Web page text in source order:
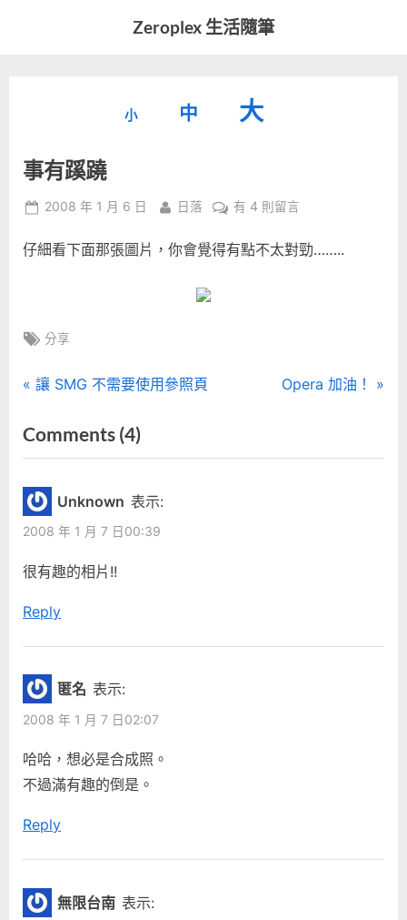
Zeroplex 生活隨筆
發
事
小
小。
中
重
型
大
大
字
型
事有蹊蹺
Posted
2008 年 1 月 6 日 By
日落
在
有
有 4 則留言
仔細看下面那張圖片，你會覺得有點不太對勁……..
Tags:
分享
文
章
導
覽
P
e
v
i
o
u
s
o
:
讓 SMG 不需要使用參照頁
N
t
Opera 加油！
Comments (4)on
“事
有
Unknown 表示:
2008 年 1 月 7 日00:39
很有趣的相片!!
Reply
匿名 表示:
2008 年 1 月 7 日02:07
哈哈，想必是合成照。
不過滿有趣的倒是。
Reply
無限台南 表示: